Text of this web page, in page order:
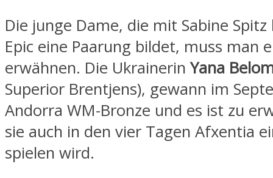
Die junge Dame, die mit Sabine Spitz
Epic eine Paarung bildet, muss man
erwähnen. Die UkrainerinYana
Superior Brentjens), gewann im
Andorra WM-Bronze und es ist zu
sie auch in den vier Tagen Afxentia
spielen wird.